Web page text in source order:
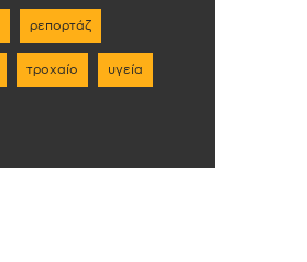
ρεπορτάζ
τροχαίο υγεία